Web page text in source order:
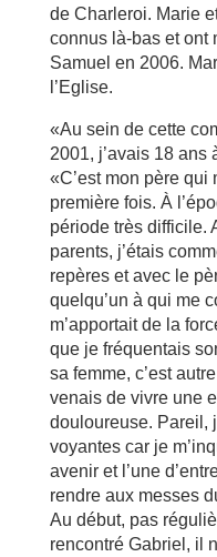
de Charleroi. Marie
connus là-bas et ont
Samuel en 2006.
l’Eglise.
«Au sein de cette
2001, j’avais 18 ans
«C’est mon père qui
première fois. À
période très difficile.
parents, j’étais
repères et avec le
quelqu’un à qui me
m’apportait de la
que je fréquentais
sa femme, c’est
venais de vivre une
douloureuse. Pareil,
voyantes car je
avenir et l’une
rendre aux messes
Au début, pas
rencontré Gabriel, il